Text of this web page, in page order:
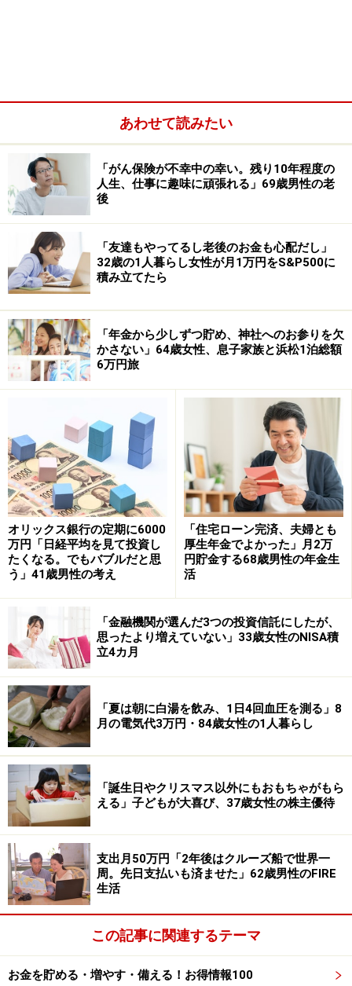
■積立投資実績（※商品名の詳細が不明なものも原文ママ
記載）
・楽天・全米株式インデックス・ファンド（楽天･VTI）
／つみたてNISA：2019年から
2019年から約5年間、積立投資を続けてきたという今回
の投稿者。
NISAで楽天･VTIに「毎月3万円」の積み立てをしている
とのこと。
運用実績については「元本約180万円→運用益込300万
円」と、積み重ねがしっかりと利益を生み出している様
子。
実は「（コロナ禍で）大きく評価額が下がった時期もあ
りました」と、株価の暴落を経験しています。当時は
「必ず復活するとの情報が出ていましたので、そのまま
継続して積み立ててきました」とマイナスの状況下でも
冷静に積み立てを続けたそう。
結果、「コロナ後の株式市場回復の動きにより、（今で
は）大きく運用益が出ています」と、やめずに続けたこ
とが利益に繋がっています。「資産が減っていくのを見
たときは、『将来増える』と言われても不安はありまし
た」と、本音を吐露する投稿者ですが、積立投資をする
上でのマイルールは「積立をやめないこと」だそうで
あわせて読みたい
「がん保険が不幸中の幸い。残り10年程度の
人生、仕事に趣味に頑張れる」69歳男性の老
後
「友達もやってるし老後のお金も心配だし」
32歳の1人暮らし女性が月1万円をS&P500に
積み立てたら
「年金から少しずつ貯め、神社へのお参りを欠
かさない」64歳女性、息子家族と浜松1泊総額
6万円旅
オリックス銀行の定期に6000
万円「日経平均を見て投資し
たくなる。でもバブルだと思
う」41歳男性の考え
「住宅ローン完済、夫婦とも
厚生年金でよかった」月2万
円貯金する68歳男性の年金生
活
「金融機関が選んだ3つの投資信託にしたが、
思ったより増えていない」33歳女性のNISA積
立4カ月
「夏は朝に白湯を飲み、1日4回血圧を測る」8
月の電気代3万円・84歳女性の1人暮らし
「誕生日やクリスマス以外にもおもちゃがもら
える」子どもが大喜び、37歳女性の株主優待
支出月50万円「2年後はクルーズ船で世界一
周。先日支払いも済ませた」62歳男性のFIRE
生活
この記事に関連するテーマ
お金を貯める・増やす・備える！お得情報100